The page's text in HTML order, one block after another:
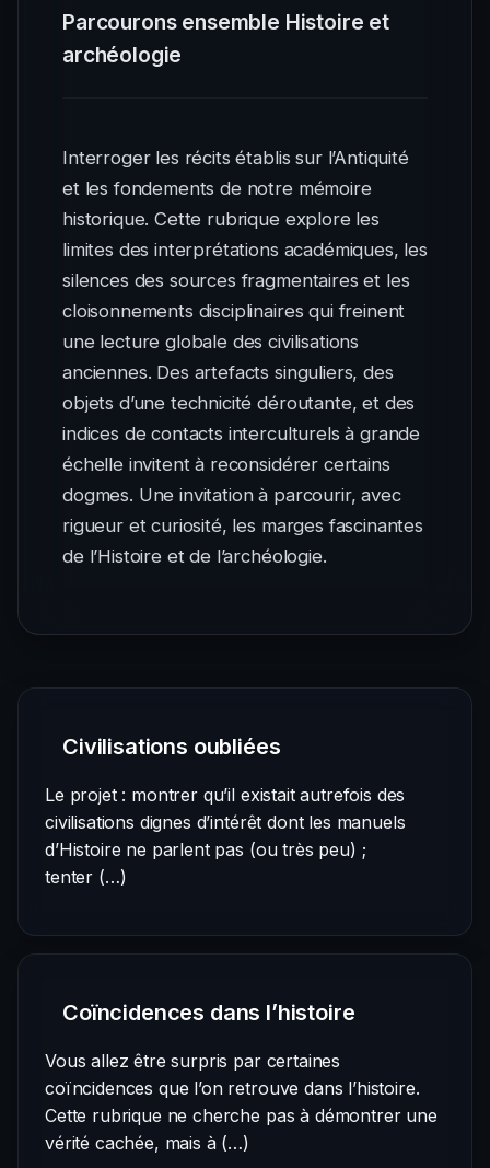
Parcourons ensemble Histoire et
archéologie
Interroger les récits établis sur l’Antiquité
et les fondements de notre mémoire
historique. Cette rubrique explore les
limites des interprétations académiques, les
silences des sources fragmentaires et les
cloisonnements disciplinaires qui freinent
une lecture globale des civilisations
anciennes. Des artefacts singuliers, des
objets d’une technicité déroutante, et des
indices de contacts interculturels à grande
échelle invitent à reconsidérer certains
dogmes. Une invitation à parcourir, avec
rigueur et curiosité, les marges fascinantes
de l’Histoire et de l’archéologie.
Civilisations oubliées
Le projet : montrer qu’il existait autrefois des
civilisations dignes d’intérêt dont les manuels
d’Histoire ne parlent pas (ou très peu) ;
tenter (…)
Coïncidences dans l’histoire
Vous allez être surpris par certaines
coïncidences que l’on retrouve dans l’histoire.
Cette rubrique ne cherche pas à démontrer une
vérité cachée, mais à (…)